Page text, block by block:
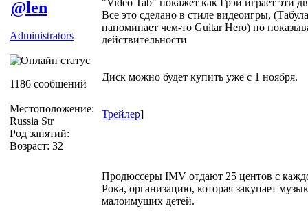
@len
Administrators
1186 сообщений
Местоположение:
Russia Str
Род занятий:
Возраст: 32
Все это сделано в стиле видеоигры,
напоминает чем-то Guitar Hero) но
действительности
Диск можно будет купить уже с 1 ноября.
Трейлер]
Продюссеры IMV отдают 25 центов с
Рока, организацию, которая закупает
малоимущих детей.